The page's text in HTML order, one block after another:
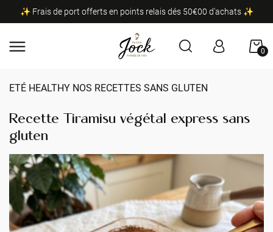
✨ Frais de port offerts en points relais dés 50€00 d'achats ✨
0
ETÉ HEALTHY NOS RECETTES SANS GLUTEN
Recette Tiramisu végétal express sans
gluten